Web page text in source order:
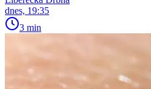
dnes, 19:35
3 min